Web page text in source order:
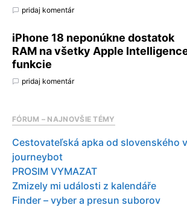
pridaj komentár
iPhone 18 neponúkne dostatok
RAM na všetky Apple
funkcie
pridaj komentár
FÓRUM – NAJNOVŠIE TÉMY
Cestovateľská apka od slovenského
journeybot
PROSIM VYMAZAT
Zmizely mi události z kalendáře
Finder – vyber a presun suborov